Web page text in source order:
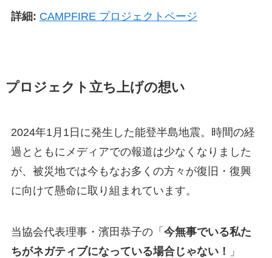
詳細: CAMPFIRE プロジェクトページ
プロジェクト立ち上げの想い
2024年1月1日に発生した能登半島地震。時間の経
過とともにメディアでの報道は少なくなりました
が、被災地では今もなお多くの方々が復旧・復興
に向けて懸命に取り組まれています。
当協会代表理事・濱田恭子の「 今無事でいる私た
ちがネガティブになっている場合じゃない！
」